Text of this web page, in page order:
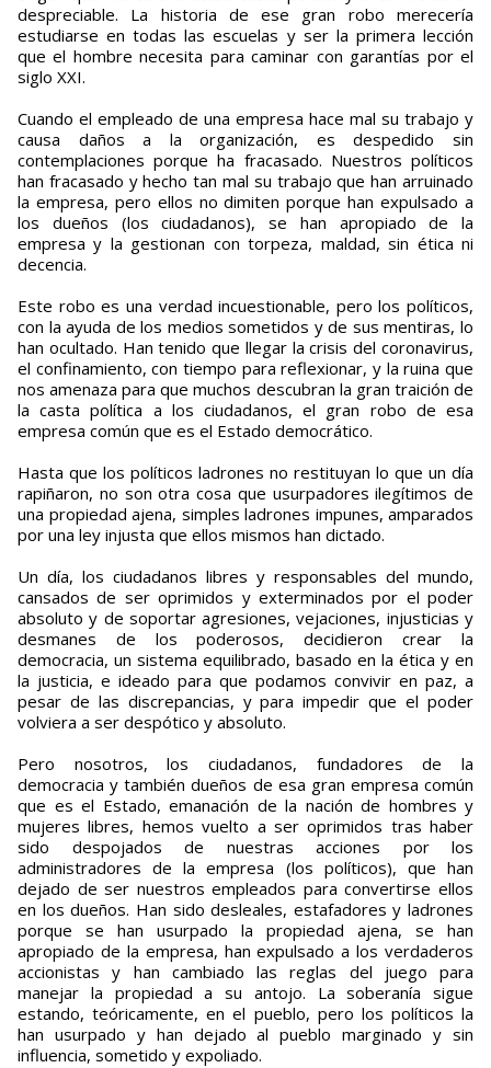
despreciable. La historia de ese gran robo merecería
estudiarse en todas las escuelas y ser la primera lección
que el hombre necesita para caminar con garantías por el
siglo XXI.
Cuando el empleado de una empresa hace mal su trabajo y
causa daños a la organización, es despedido sin
contemplaciones porque ha fracasado. Nuestros políticos
han fracasado y hecho tan mal su trabajo que han arruinado
la empresa, pero ellos no dimiten porque han expulsado a
los dueños (los ciudadanos), se han apropiado de la
empresa y la gestionan con torpeza, maldad, sin ética ni
decencia.
Este robo es una verdad incuestionable, pero los políticos,
con la ayuda de los medios sometidos y de sus mentiras, lo
han ocultado. Han tenido que llegar la crisis del coronavirus,
el confinamiento, con tiempo para reflexionar, y la ruina que
nos amenaza para que muchos descubran la gran traición de
la casta política a los ciudadanos, el gran robo de esa
empresa común que es el Estado democrático.
Hasta que los políticos ladrones no restituyan lo que un día
rapiñaron, no son otra cosa que usurpadores ilegítimos de
una propiedad ajena, simples ladrones impunes, amparados
por una ley injusta que ellos mismos han dictado.
Un día, los ciudadanos libres y responsables del mundo,
cansados de ser oprimidos y exterminados por el poder
absoluto y de soportar agresiones, vejaciones, injusticias y
desmanes de los poderosos, decidieron crear la
democracia, un sistema equilibrado, basado en la ética y en
la justicia, e ideado para que podamos convivir en paz, a
pesar de las discrepancias, y para impedir que el poder
volviera a ser despótico y absoluto.
Pero nosotros, los ciudadanos, fundadores de la
democracia y también dueños de esa gran empresa común
que es el Estado, emanación de la nación de hombres y
mujeres libres, hemos vuelto a ser oprimidos tras haber
sido despojados de nuestras acciones por los
administradores de la empresa (los políticos), que han
dejado de ser nuestros empleados para convertirse ellos
en los dueños. Han sido desleales, estafadores y ladrones
porque se han usurpado la propiedad ajena, se han
apropiado de la empresa, han expulsado a los verdaderos
accionistas y han cambiado las reglas del juego para
manejar la propiedad a su antojo. La soberanía sigue
estando, teóricamente, en el pueblo, pero los políticos la
han usurpado y han dejado al pueblo marginado y sin
influencia, sometido y expoliado.